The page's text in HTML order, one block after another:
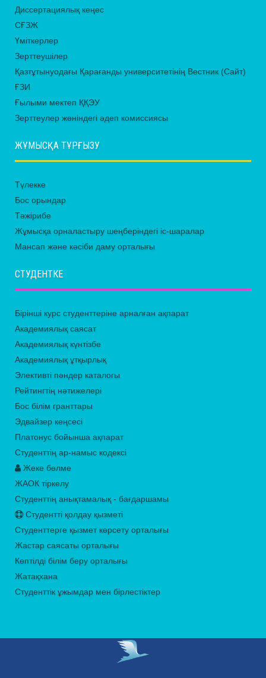
Диссертациялық кеңес
СҒЗЖ
Үміткерлер
Зерттеушілер
Қазтұтынуодағы Қарағанды университетінің Вестник (Сайт)
ҒЗИ
Ғылыми мектеп ҚҚЭУ
Зерттеулер жөніндегі әдеп комиссиясы
ЖҰМЫСҚА ТҰРҒЫЗУ
Түлекке
Бос орындар
Тәжірибе
Жұмысқа орналастыру шеңберіндегі іс-шаралар
Мансап және кәсіби даму орталығы
СТУДЕНТКЕ
Бірінші курс студенттеріне арналған ақпарат
Академиялық саясат
Академиялық күнтізбе
Академиялық ұтқырлық
Элективті пәндер каталогы
Рейтингтің нәтижелері
Бос білім гранттары
Эдвайзер кеңсесі
Платонус бойынша ақпарат
Студенттің ар-намыс кодексі
Жеке бөлме
ЖАОК тіркелу
Студенттің анықтамалық - бағдаршамы
Студентті қолдау қызметі
Студенттерге қызмет көрсету орталығы
Жастар саясаты орталығы
Көптілді білім беру орталығы
Жатақхана
Студенттік ұжымдар мен бірлестіктер